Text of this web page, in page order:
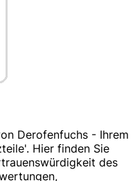
Derofenfuchs - Ihrem
Hier finden Sie
des